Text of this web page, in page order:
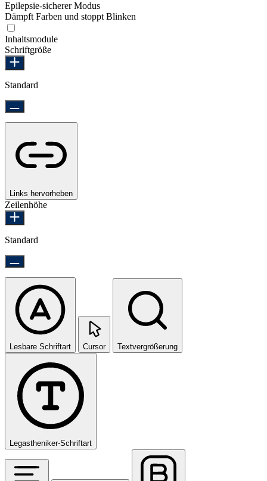
Epilepsie-sicherer Modus
Dämpft Farben und stoppt Blinken
Inhaltsmodule
Schriftgröße
Standard
Links hervorheben
Zeilenhöhe
Standard
Lesbare Schriftart Cursor Textvergrößerung
Legastheniker-Schriftart